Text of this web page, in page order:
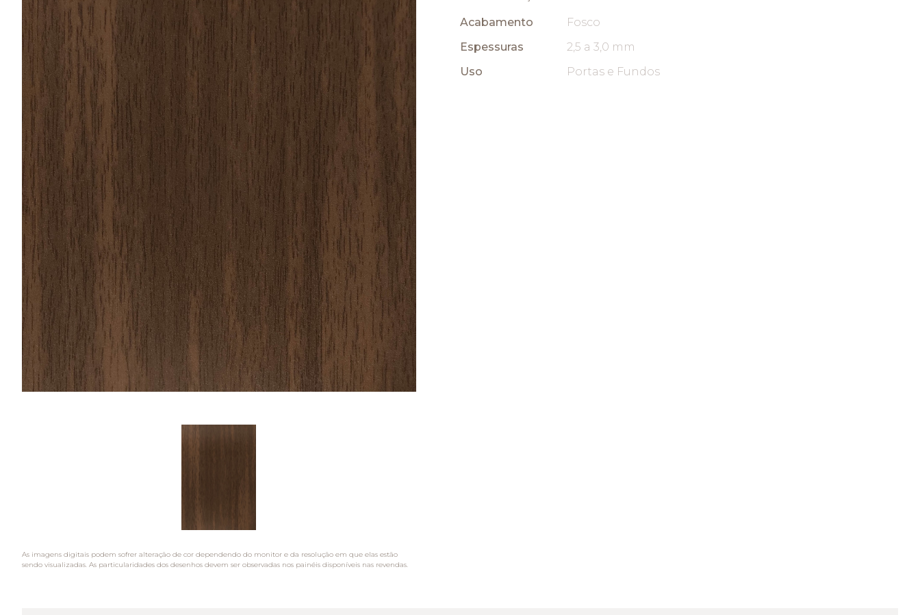
As imagens digitais podem sofrer alteração de cor dependendo do monitor e da resolução em que elas estão
sendo visualizadas. As particularidades dos desenhos devem ser observadas nos painéis disponíveis nas revendas.
Acabamento
Fosco
Espessuras
2,5 a 3,0 mm
Uso
Portas e Fundos